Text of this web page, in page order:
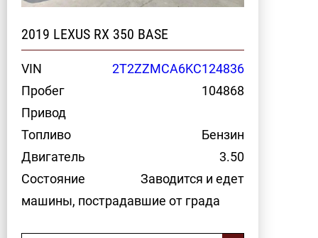
2019 LEXUS RX 350 BASE
VIN
2T2ZZMCA6KC124836
Пробег
104868
Привод
Топливо
Бензин
Двигатель
3.50
Состояние
Заводится и едет
машины, пострадавшие от града